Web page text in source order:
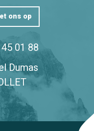
ons op
01 88
Dumas